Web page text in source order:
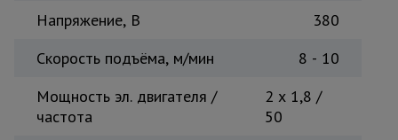
Напряжение, B
380
Скорость подъёма, м/мин
8 - 10
Мощность эл. двигателя /
частота
2 x 1,8 /
50